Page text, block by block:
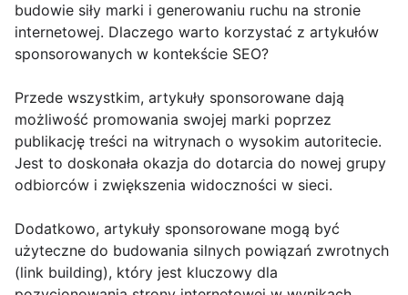
budowie siły marki i generowaniu ruchu na stronie
internetowej. Dlaczego warto korzystać z artykułów
sponsorowanych w kontekście SEO?
Przede wszystkim, artykuły sponsorowane dają
możliwość promowania swojej marki poprzez
publikację treści na witrynach o wysokim autoritecie.
Jest to doskonała okazja do dotarcia do nowej grupy
odbiorców i zwiększenia widoczności w sieci.
Dodatkowo, artykuły sponsorowane mogą być
użyteczne do budowania silnych powiązań zwrotnych
(link building), który jest kluczowy dla